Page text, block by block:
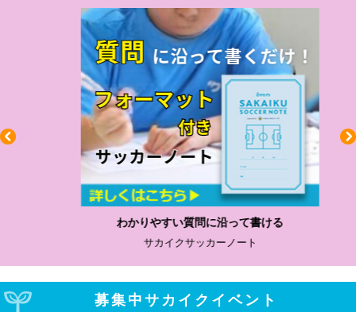
わかりやすい質問に沿って書ける
サカイクサッカーノート
募集中サカイクイベント